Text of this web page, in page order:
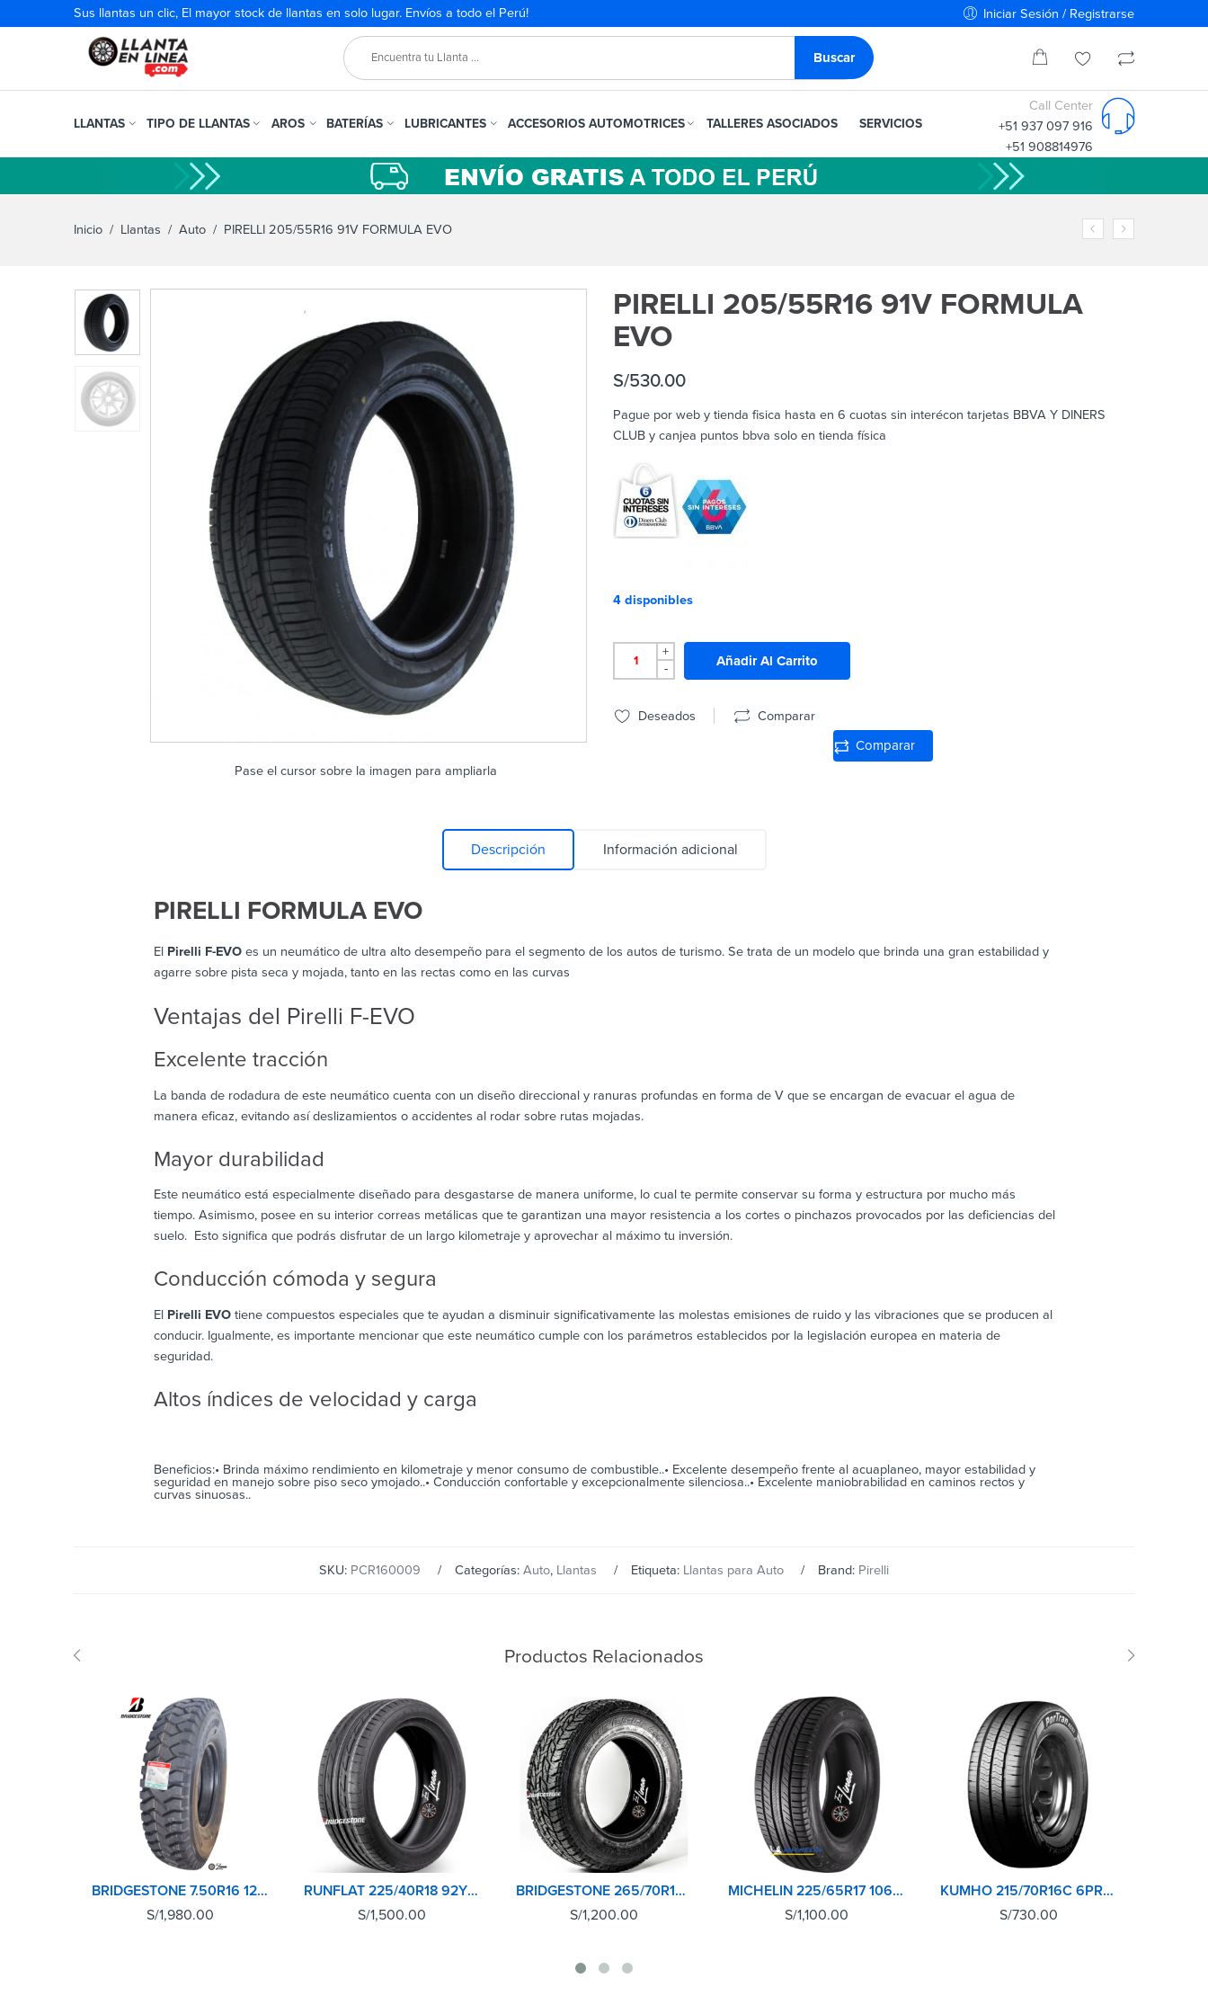
Sus llantas un clic, El mayor stock de llantas en solo lugar. Envíos a todo el Perú! Iniciar Sesión / Registrarse
LLANTAS TIPO DE LLANTAS AROS BATERÍAS LUBRICANTES ACCESORIOS AUTOMOTRICES TALLERES ASOCIADOS SERVICIOS
Call Center
+51 937 097 916
+51 908814976
Inicio / Llantas / Auto / PIRELLI 205/55R16 91V FORMULA EVO
Pase el cursor sobre la imagen para ampliarla
PIRELLI 205/55R16 91V FORMULA
EVO
S/530.00
Pague por web y tienda fisica hasta en 6 cuotas sin interécon tarjetas BBVA Y DINERS
CLUB y canjea puntos bbva solo en tienda física
4 disponibles
+
-
Añadir Al Carrito
Deseados Comparar
Comparar
Descripción Información adicional
PIRELLI FORMULA EVO
El Pirelli F-EVOes un neumático de ultra alto desempeño para el segmento de los autos de turismo. Se trata de un modelo que brinda una gran estabilidad y
agarre sobre pista seca y mojada, tanto en las rectas como en las curvas
Ventajas del Pirelli F-EVO
Excelente tracción
La banda de rodadura de este neumático cuenta con un diseño direccional y ranuras profundas en forma de V que se encargan de evacuar el agua de
manera eficaz, evitando así deslizamientos o accidentes al rodar sobre rutas mojadas.
Mayor durabilidad
Este neumático está especialmente diseñado para desgastarse de manera uniforme, lo cual te permite conservar su forma y estructura por mucho más
tiempo. Asimismo, posee en su interior correas metálicas que te garantizan una mayor resistencia a los cortes o pinchazos provocados por las deficiencias del
suelo. Esto significa que podrás disfrutar de un largo kilometraje y aprovechar al máximo tu inversión.
Conducción cómoda y segura
El Pirelli EVO tiene compuestos especiales que te ayudan a disminuir significativamente las molestas emisiones de ruido y las vibraciones que se producen al
conducir. Igualmente, es importante mencionar que este neumático cumple con los parámetros establecidos por la legislación europea en materia de
seguridad.
Altos índices de velocidad y carga
Beneficios:• Brinda máximo rendimiento en kilometraje y menor consumo de combustible..• Excelente desempeño frente al acuaplaneo, mayor estabilidad y
seguridad en manejo sobre piso seco ymojado..• Conducción confortable y excepcionalmente silenciosa..• Excelente maniobrabilidad en caminos rectos y
curvas sinuosas..
SKU: PCR160009 Categorías: Auto, Llantas Etiqueta: Llantas para Auto Brand: Pirelli
Productos Relacionados
BRIDGESTONE 7.50R16 12PR POST L301
S/1,980.00
RUNFLAT 225/40R18 92Y POTENZA S001 BRIDGESTONE
S/1,500.00
BRIDGESTONE 265/70R16 112S DUELER AT694
S/1,200.00
MICHELIN 225/65R17 106H M+S PRIMACY SUV+ XL
S/1,100.00
KUMHO 215/70R16C 6PR PORTRAN KC53
S/730.00